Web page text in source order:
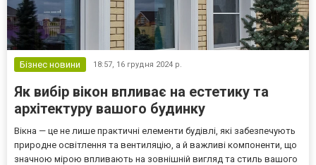
Бізнес новини 18:57, 16 грудня 2024 р.
Як вибір вікон впливає на естетику та
архітектуру вашого будинку
Вікна — це не лише практичні елементи будівлі, які забезпечують
природне освітлення та вентиляцію, а й важливі компоненти, що
значною мірою впливають на зовнішній вигляд та стиль вашого